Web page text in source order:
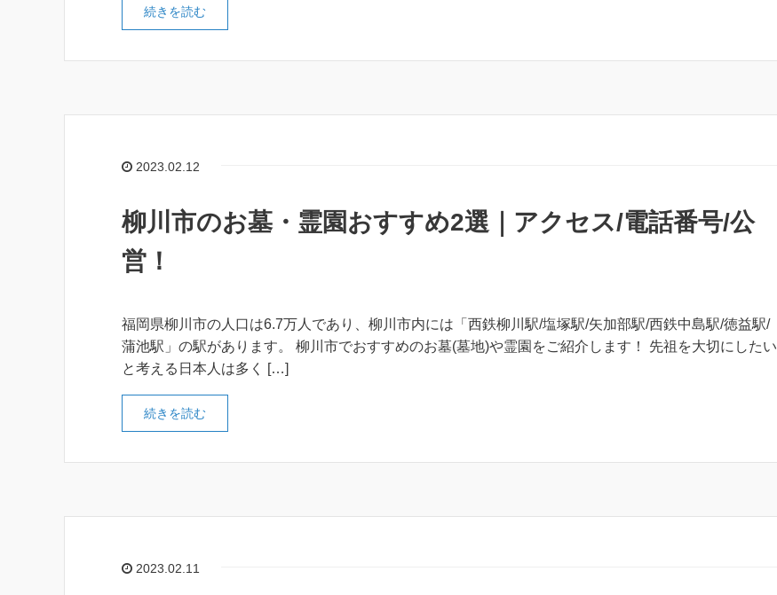
続きを読む
2023.02.12
柳川市のお墓・霊園おすすめ2選｜アクセス/電話番号/公
営！
福岡県柳川市の人口は6.7万人であり、柳川市内には「西鉄柳川駅/塩塚駅/矢加部駅/西鉄中島駅/徳益駅/
蒲池駅」の駅があります。 柳川市でおすすめのお墓(墓地)や霊園をご紹介します！ 先祖を大切にしたい
と考える日本人は多く […]
続きを読む
2023.02.11